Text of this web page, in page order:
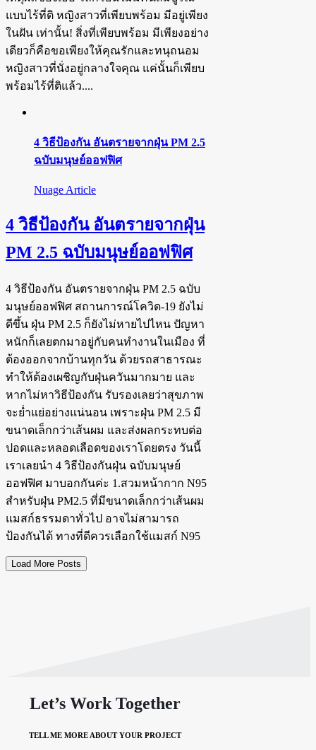
แบบไร้ที่ติ หญิงสาวที่เพียบพร้อม มีอยู่เพียง
ในฝัน เท่านั้น! สิ่งที่เพียบพร้อม มีเพียงอย่าง
เดียวก็คือขอเพียงให้คุณรักและทนุถนอม
หญิงสาวที่นั่งอยู่กลางใจคุณ แค่นั้นก็เพียบ
พร้อมไร้ที่ติแล้ว....
4 วิธีป้องกัน อันตรายจากฝุ่น PM 2.5
ฉบับมนุษย์ออฟฟิศ
Nuage Article
4 วิธีป้องกัน อันตรายจากฝุ่น
PM 2.5 ฉบับมนุษย์ออฟฟิศ
4 วิธีป้องกัน อันตรายจากฝุ่น PM 2.5 ฉบับ
มนุษย์ออฟฟิศ สถานการณ์โควิด-19 ยังไม่
ดีขึ้น ฝุ่น PM 2.5 ก็ยังไม่หายไปไหน ปัญหา
หนักก็เลยตกมาอยู่กับคนทำงานในเมือง ที่
ต้องออกจากบ้านทุกวัน ด้วยรถสาธารณะ
ทำให้ต้องเผชิญกับฝุ่นควันมากมาย และ
หากไม่หาวิธีป้องกัน รับรองเลยว่าสุขภาพ
จะย่ำแย่อย่างแน่นอน เพราะฝุ่น PM 2.5 มี
ขนาดเล็กกว่าเส้นผม และส่งผลกระทบต่อ
ปอดและหลอดเลือดของเราโดยตรง วันนี้
เราเลยนำ 4 วิธีป้องกันฝุ่น ฉบับมนุษย์
ออฟฟิศ มาบอกกันค่ะ 1.สวมหน้ากาก N95
สำหรับฝุ่น PM2.5 ที่มีขนาดเล็กกว่าเส้นผม
แมสก์ธรรมดาทั่วไป อาจไม่สามารถ
ป้องกันได้ ทางที่ดีควรเลือกใช้แมสก์ N95
Load More Posts
Let’s Work Together
TELL ME MORE ABOUT YOUR PROJECT